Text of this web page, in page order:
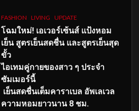
FASHION LIVING UPDATE
โฉมใหม่! เอเวอร์เซ้นส์ แป้งหอม
เย็น สูตรเย็นสดชื่น และสูตรเย็นสุด
ขั้ว
ไอเทมคู่กายของสาว ๆ ประจำ
ซัมเมอร์นี้
เย็นสดชื่นเต็มคาราเบล อัพเลเวล
ความหอมยาวนาน 8 ชม.